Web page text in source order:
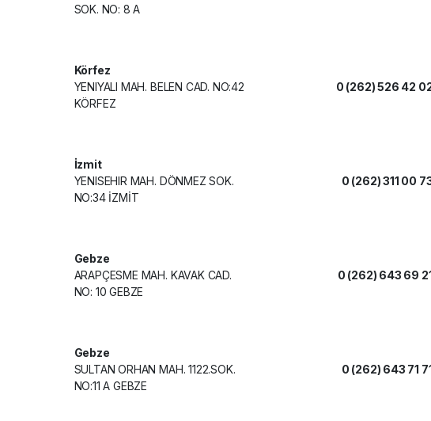
SOK. NO: 8 A
Körfez
YENIYALI MAH. BELEN CAD. NO:42
KÖRFEZ
0 (262) 526 42
İzmit
YENISEHIR MAH. DÖNMEZ SOK.
NO:34 İZMİT
0 (262) 311 00
Gebze
ARAPÇESME MAH. KAVAK CAD.
NO: 10 GEBZE
0 (262) 643 69
Gebze
SULTAN ORHAN MAH. 1122.SOK.
NO:11 A GEBZE
0 (262) 643 71